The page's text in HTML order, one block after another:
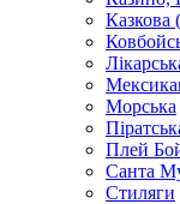
Казкова
Морська
Плей
Санта
Стиляги